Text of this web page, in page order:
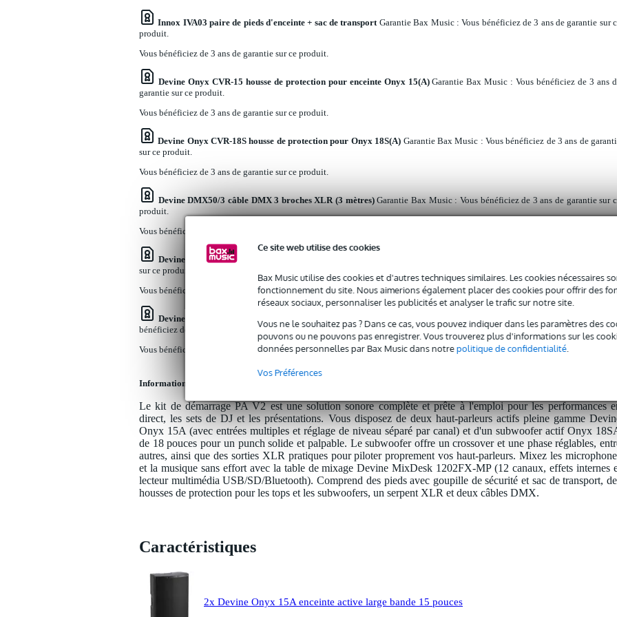
Ce site web utilise des cookies
Bax Music utilise des cookies et d'autres techniques similaires. Les cookies nécessaires
fonctionnement du site. Nous aimerions également placer des cookies pour offrir des
réseaux sociaux, personnaliser les publicités et analyser le trafic sur notre site.
Vous ne le souhaitez pas ? Dans ce cas, vous pouvez indiquer dans les paramètres des
pouvons ou ne pouvons pas enregistrer. Vous trouverez plus d'informations sur les
données personnelles par Bax Music dans notrepolitique de confidentialité.
Vos Préférences
Innox IVA03 paire de pieds d'enceinte + sac de transportGarantie Bax Music : Vous bénéficiez de 3 ans de garantie sur
produit.
Vous bénéficiez de 3 ans de garantie sur ce produit.
Devine Onyx CVR-15 housse de protection pour enceinte Onyx 15(A)Garantie Bax Music : Vous bénéficiez de 3 ans
garantie sur ce produit.
Vous bénéficiez de 3 ans de garantie sur ce produit.
Devine Onyx CVR-18S housse de protection pour Onyx 18S(A) Garantie Bax Music : Vous bénéficiez de 3 ans de
sur ce produit.
Vous bénéficiez de 3 ans de garantie sur ce produit.
Devine DMX50/3 câble DMX 3 broches XLR (3 mètres)Garantie Bax Music : Vous bénéficiez de 3 ans de garantie sur
produit.
Vous bénéficiez de 3 ans de garantie sur ce produit.
Devine MIC1002/5 câble 2x XLR femelle - 2x XLR mâle 5 m
sur ce produit.
Vous bénéficiez de 3 ans de garantie sur ce produit.
Devine MixDesk 1202FX-MP table de mixage 12 canaux avec effets et lecteur multimédia Garantie Bax Music
:
bénéficiez de 3 ans de garantie sur ce produit.
Vous bénéficiez de 3 ans de garantie sur ce produit.
Informations
Le kit de démarrage PA V2 est une solution sonore complète et prête à l'emploi pour les performances
direct, les sets de DJ et les présentations. Vous disposez de deux haut-parleurs actifs pleine gamme
Onyx 15A (avec entrées multiples et réglage de niveau séparé par canal) et d'un subwoofer actif Onyx
de 18 pouces pour un punch solide et palpable. Le subwoofer offre un crossover et une phase réglables,
autres, ainsi que des sorties XLR pratiques pour piloter proprement vos haut-parleurs. Mixez les
et la musique sans effort avec la table de mixage Devine MixDesk 1202FX-MP (12 canaux, effets internes
lecteur multimédia USB/SD/Bluetooth). Comprend des pieds avec goupille de sécurité et sac de transport,
housses de protection pour les tops et les subwoofers, un serpent XLR et deux câbles DMX.
Caractéristiques
2x Devine Onyx 15A enceinte active large bande 15 pouces